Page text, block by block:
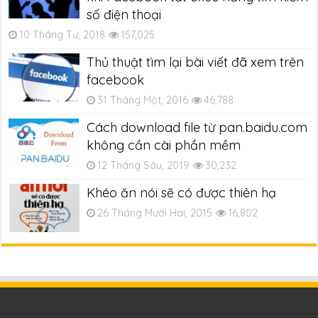
số điện thoại
10 Tháng Tư, 2018 157,025
Thủ thuật tìm lại bài viết đã xem trên
facebook
31 Tháng Một, 2016 46,788
Cách download file từ pan.baidu.com
không cần cài phần mềm
12 Tháng Sáu, 2019 30,232
Khéo ăn nói sẽ có được thiên hạ
26 Tháng Mười Hai, 2015 16,802